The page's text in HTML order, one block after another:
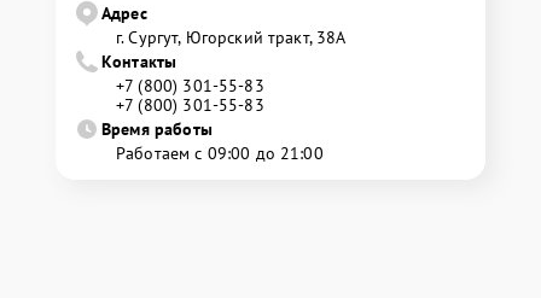
Адрес
г. Сургут, Югорский тракт, 38А
Контакты
+7 (800) 301-55-83
+7 (800) 301-55-83
Время работы
Работаем с 09:00 до 21:00